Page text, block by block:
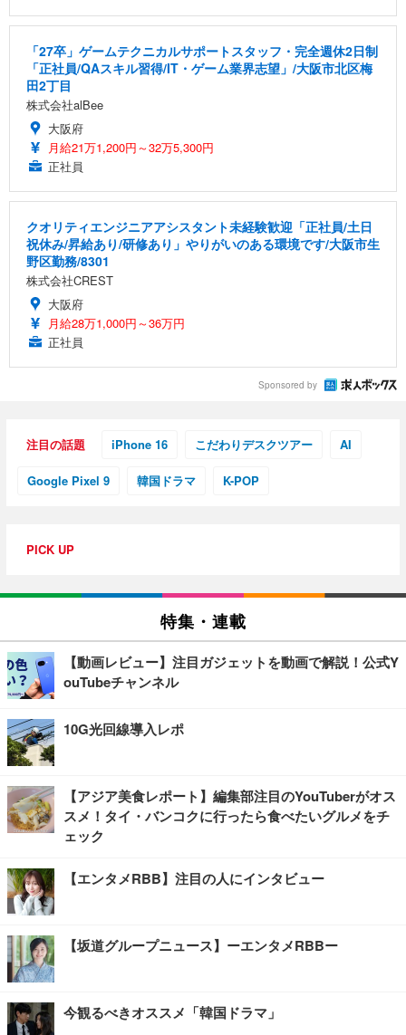
ANDWINT オフィスチェア デスクチェア 肘なし メ
ス圧無段階昇降 360度回転 キャスター付き コンパク
ト 幅52×奥行58.5×高さ84～96cm テレワーク 在宅
￥4,139
【MiniLED/24.5inch/280Hz/FHD】GRAPHT THE S
グモニター QD 24.5インチ 1ms FHD 量子ドット 残
像低減 (3年保証 | 輝点保証 | 日本メーカー)
￥34,980
アイリスオーヤマ ペットシーツ 超厚型 お徳用 レギ
ュラー 200枚入【Amazon.co.jp限定】
￥3,731
「27卒」ゲームテクニカルサポートスタッフ・完全週休2日制
「正社員/QAスキル習得/IT・ゲーム業界志望」/大阪市北区梅
田2丁目
株式会社alBee
大阪府
月給21万1,200円～32万5,300円
正社員
クオリティエンジニアアシスタント未経験歓迎「正社員/土日
祝休み/昇給あり/研修あり」やりがいのある環境です/大阪市生
野区勤務/8301
株式会社CREST
大阪府
月給28万1,000円～36万円
正社員
Sponsored by
注目の話題 iPhone 16 こだわりデスクツアー AI
Google Pixel 9 韓国ドラマ K-POP
PICK UP
特集・連載
【動画レビュー】注目ガジェットを動画で解説！公式Y
ouTubeチャンネル
10G光回線導入レポ
【アジア美食レポート】編集部注目のYouTuberがオス
スメ！タイ・バンコクに行ったら食べたいグルメをチ
ェック
【エンタメRBB】注目の人にインタビュー
【坂道グループニュース】ーエンタメRBBー
今観るべきオススメ「韓国ドラマ」